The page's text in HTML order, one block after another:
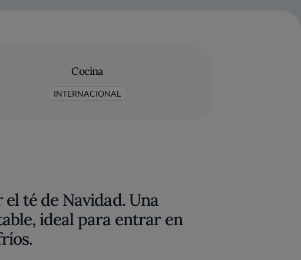
Cocina
INTERNACIONAL
té de Navidad. Una
ideal para entrar en